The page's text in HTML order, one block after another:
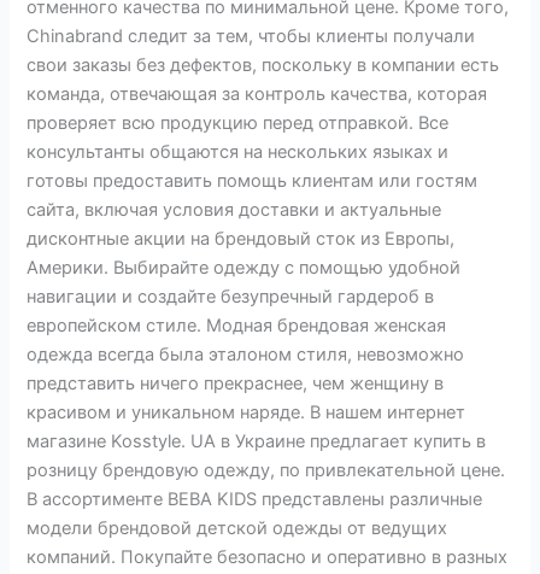
отменного качества по минимальной цене. Кроме того,
Chinabrand следит за тем, чтобы клиенты получали
свои заказы без дефектов, поскольку в компании есть
команда, отвечающая за контроль качества, которая
проверяет всю продукцию перед отправкой. Все
консультанты общаются на нескольких языках и
готовы предоставить помощь клиентам или гостям
сайта, включая условия доставки и актуальные
дисконтные акции на брендовый сток из Европы,
Америки. Выбирайте одежду с помощью удобной
навигации и создайте безупречный гардероб в
европейском стиле. Модная брендовая женская
одежда всегда была эталоном стиля, невозможно
представить ничего прекраснее, чем женщину в
красивом и уникальном наряде. В нашем интернет
магазине Kosstyle. UA в Украине предлагает купить в
розницу брендовую одежду, по привлекательной цене.
В ассортименте BEBA KIDS представлены различные
модели брендовой детской одежды от ведущих
компаний. Покупайте безопасно и оперативно в разных